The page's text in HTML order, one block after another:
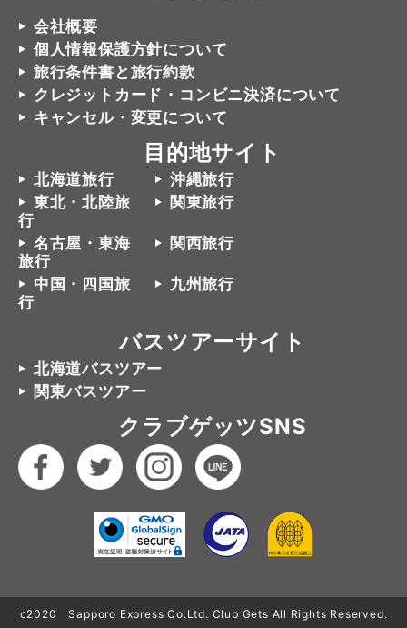
会社概要
個人情報保護方針について
旅行条件書と旅行約款
クレジットカード・コンビニ決済について
キャンセル・変更について
目的地サイト
北海道旅行
沖縄旅行
東北・北陸旅
行
関東旅行
名古屋・東海
旅行
関西旅行
中国・四国旅
行
九州旅行
バスツアーサイト
北海道バスツアー
関東バスツアー
クラブゲッツSNS
c2020 Sapporo Express Co.Ltd. Club Gets All Rights Reserved.